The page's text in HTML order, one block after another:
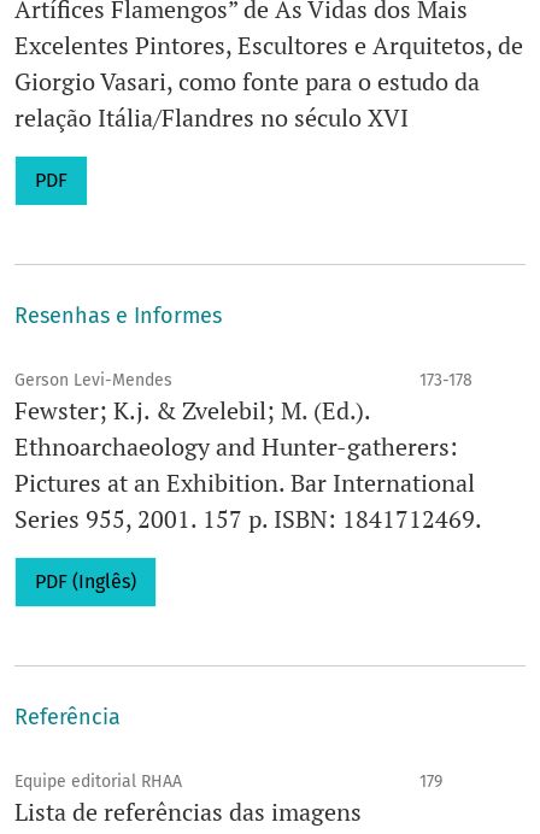
Artífices Flamengos” de As Vidas dos Mais
Excelentes Pintores, Escultores e Arquitetos, de
Giorgio Vasari, como fonte para o estudo da
relação Itália/Flandres no século XVI
PDF
Resenhas e Informes
Gerson Levi-Mendes 173-178
Fewster; K.j. & Zvelebil; M. (Ed.).
Ethnoarchaeology and Hunter-gatherers:
Pictures at an Exhibition. Bar International
Series 955, 2001. 157 p. ISBN: 1841712469.
PDF (Inglês)
Referência
Equipe editorial RHAA 179
Lista de referências das imagens